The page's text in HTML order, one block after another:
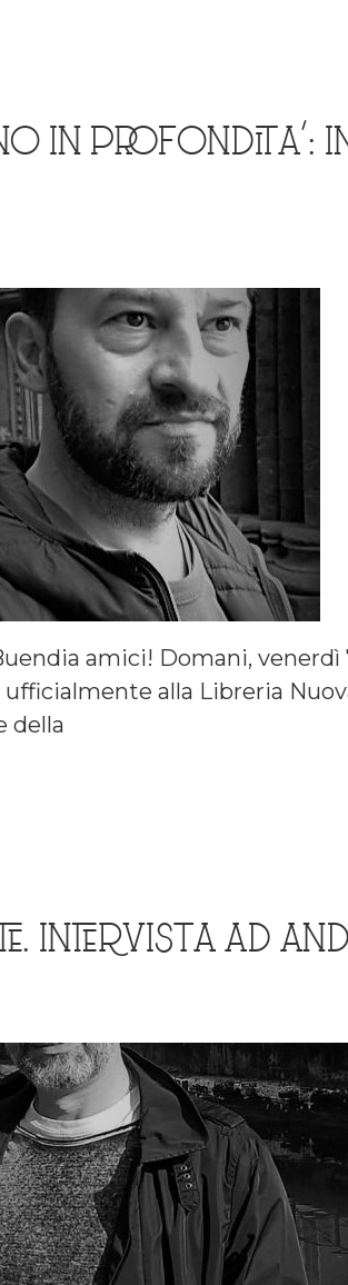
IN PROFONDITA’:
amici! Domani, venerdì
alla Libreria
della
INTERVISTA AD